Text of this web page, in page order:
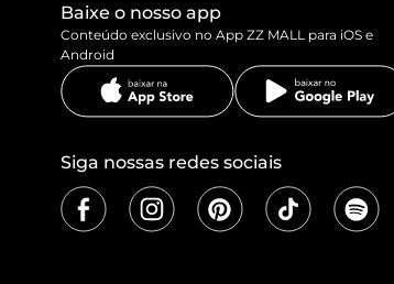
Baixe o nosso app
Conteúdo exclusivo no App ZZ MALL para iOS e
Android
Siga nossas redes sociais